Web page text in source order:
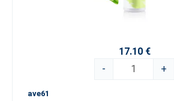
17.10 €
-
+
ave61